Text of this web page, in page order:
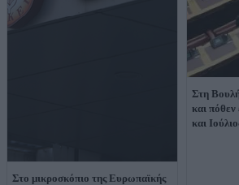
Στο μικροσκόπιο της Ευρωπαϊκής
Στη
και
και